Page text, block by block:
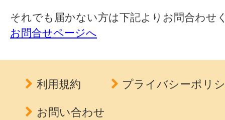
それでも届かない方は下記よりお問合わせ
お問合せページへ
利用規約
プライバシーポリ
お問い合わせ